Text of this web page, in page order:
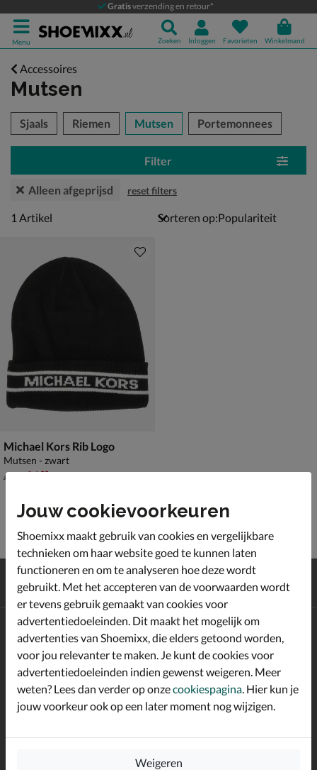
Gratisverzending en retour*
Menu Zoeken Inloggen Favorieten Winkelmand
Accessoires
Mutsen
over
Sjaals Riemen Mutsen Portemonnees
Filter
Alleen afgeprijsd reset filters
1 artikel
1 Artikel Sorteren op:
Michael Kors Rib Logo
Mutsen - zwart
van € 49,99 voor € 34,99
49 34,99
Gratisverzending en retour*
Achterafbetalen
Altijd op de hoogte zijn?
Schrijf je in voor de Shoemixx nieuwsbrief en ontvang €10,-
welkomstkorting!*
E-mailadres
Jouw cookievoorkeuren
Shoemixx maakt gebruik van cookies en vergelijkbare
technieken om haar website goed te kunnen laten
functioneren en om te analyseren hoe deze wordt
gebruikt. Met het accepteren van de voorwaarden wordt
er tevens gebruik gemaakt van cookies voor
advertentiedoeleinden. Dit maakt het mogelijk om
advertenties van Shoemixx, die elders getoond worden,
voor jou relevanter te maken. Je kunt de cookies voor
advertentiedoeleinden indien gewenst weigeren. Meer
weten? Lees dan verder op onzecookiespagina . Hier kun je
jouw voorkeur ook op een later moment nog wijzigen.
Weigeren